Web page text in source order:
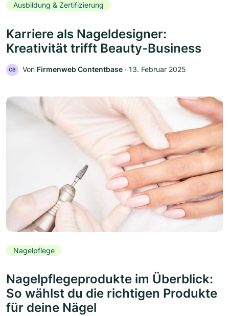
Ausbildung & Zertifizierung
Karriere als Nageldesigner:
Kreativität trifft Beauty-Business
CB Von Firmenweb Contentbase ‧ 13. Februar 2025
Nagelpflege
Nagelpflegeprodukte im Überblick:
So wählst du die richtigen Produkte
für deine Nägel